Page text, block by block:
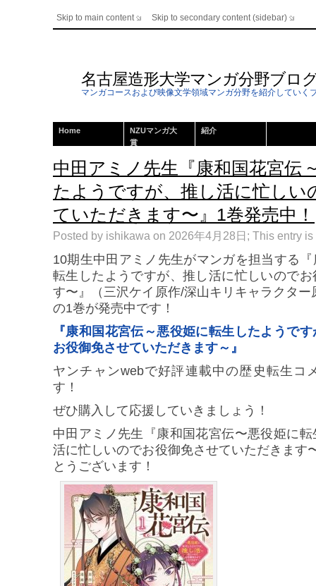
Skip to main content Skip to secondary content (sidebar)
名古屋造形大学マンガ分野ブロ
マンガコースおよび映像文学領域マンガ分野を紹介していく
Home
NZUマンガ大
賞
紹介
中田アミノ先生『康和国花宮伝
たようですが、推し活に忙しい
ていただきます〜』1巻発売中！
Posted by ishikawa on 2026年4月28日; This entry
10期生中田アミノ先生がマンガを担当する
転生したようですが、推し活に忙しいので
す〜』（三沢ケイ原作/深山キリキャラクタ
の1巻が発売中です！
『康和国花宮伝～悪役姫に転生したようで
お役御免させていただきます～』
ヤンチャンwebで好評連載中の歴史転生コ
す！
ぜひ購入して応援していきましょう！
中田アミノ先生『康和国花宮伝〜悪役姫に
活に忙しいのでお役御免させていただきます
とうございます！